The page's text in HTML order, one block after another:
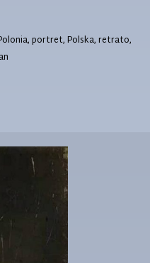
portret, Polska, retrato,